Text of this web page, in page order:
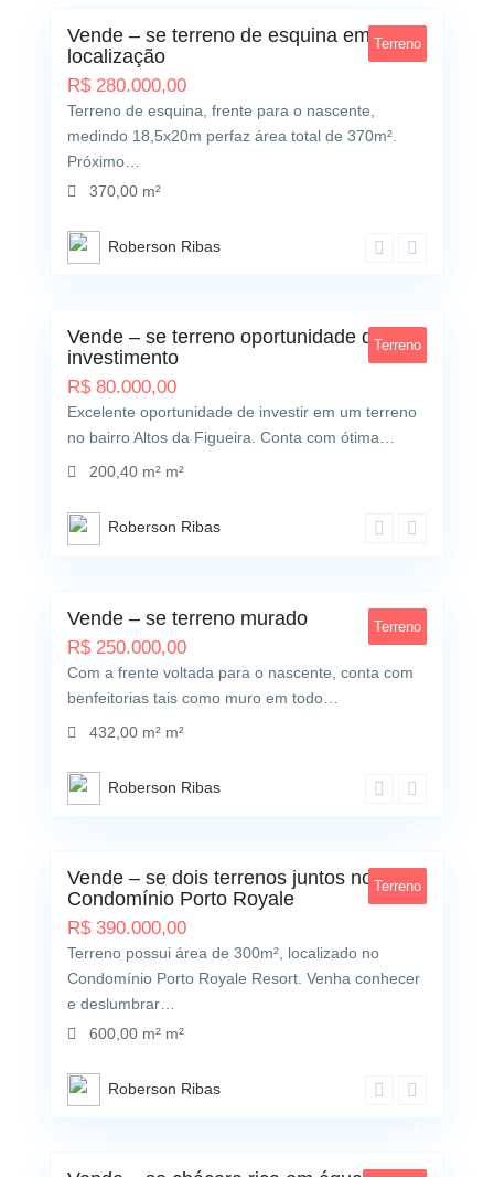
Terreno
Vende – se terreno de esquina em ótima
localização
R$280.000,00
Terreno de esquina, frente para o nascente,
medindo 18,5x20m perfaz área total de 370m².
Próximo…
370,00 m²
Roberson Ribas
Terreno
Vende – se terreno oportunidade de
investimento
R$80.000,00
Excelente oportunidade de investir em um terreno
no bairro Altos da Figueira. Conta com ótima…
200,40 m² m²
Roberson Ribas
Terreno
Vende – se terreno murado
R$250.000,00
Com a frente voltada para o nascente, conta com
benfeitorias tais como muro em todo…
432,00 m² m²
Roberson Ribas
Terreno
Vende – se dois terrenos juntos no
Condomínio Porto Royale
R$390.000,00
Terreno possui área de 300m², localizado no
Condomínio Porto Royale Resort. Venha conhecer
e deslumbrar…
600,00 m² m²
Roberson Ribas